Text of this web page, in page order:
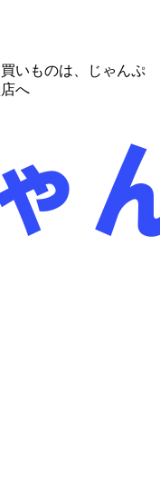
いものは、じゃんぷ
へ